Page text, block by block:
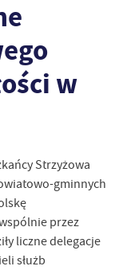
w
Strzyżowa
gminnych
przez
liczne delegacje
służb
oraz
prezentowanych
większy komfort
dopasowanie
się i
w zakresie
oraz częstotliwości,
nam na